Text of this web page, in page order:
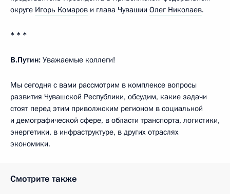
округе Игорь Комаров и глава Чувашии Олег Николаев.
* * *
В.Путин: Уважаемые коллеги!
Мы сегодня с вами рассмотрим в комплексе вопросы
развития Чувашской Республики, обсудим, какие задачи
стоят перед этим приволжским регионом в социальной
и демографической сфере, в области транспорта, логистики,
энергетики, в инфраструктуре, в других отраслях
экономики.
Смотрите также